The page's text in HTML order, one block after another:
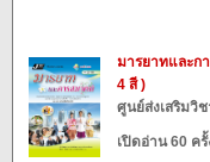
มารยาทและก
4 สี )
ศูนย์ส่งเสริมวิ
เปิดอ่าน 60 ครั้